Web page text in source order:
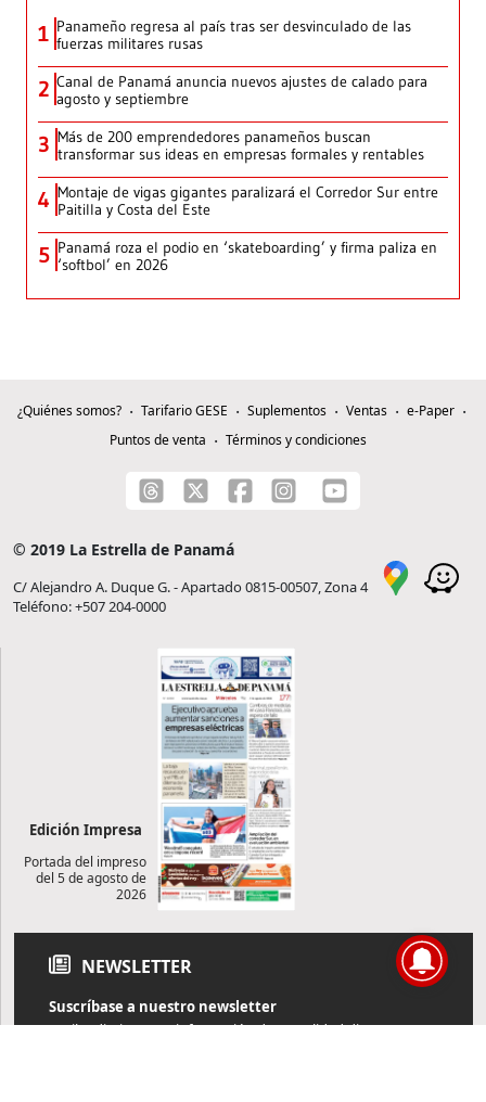
1 Panameño regresa al país tras ser desvinculado de las
fuerzas militares rusas
2 Canal de Panamá anuncia nuevos ajustes de calado para
agosto y septiembre
3 Más de 200 emprendedores panameños buscan
transformar sus ideas en empresas formales y rentables
4 Montaje de vigas gigantes paralizará el Corredor Sur entre
Paitilla y Costa del Este
5 Panamá roza el podio en ‘skateboarding’ y firma paliza en
‘softbol’ en 2026
¿Quiénes somos? Tarifario GESE Suplementos Ventas
e-Paper
Puntos de venta
Términos y condiciones
© 2019 La Estrella de Panamá
C/ Alejandro A. Duque G. - Apartado 0815-00507, Zona 4
Teléfono: +507 204-0000
Edición Impresa
Portada del impreso
del 5 de agosto de
2026
NEWSLETTER
Suscríbase a nuestro newsletter
Reciba diariamente información de actualidad directamente en